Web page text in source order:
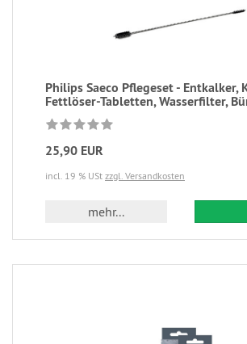
Philips Saeco Pflegeset - Entkalker,
Fettlöser-Tabletten, Wasserfilter,
25,90 EUR
incl. 19 % USt zzgl. Versandkosten
mehr...